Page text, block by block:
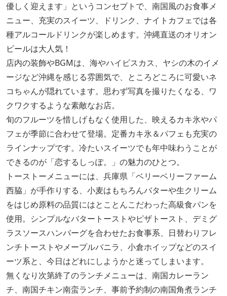
優しく迎えます」というコンセプトで、南国風のお食事メ
ニュー、充実のスイーツ、ドリンク、ナイトカフェでは各
種アルコールドリンクが楽しめます。沖縄直送のオリオン
ビールは大人気！
店内の装飾やBGMは、海やハイビスカス、ヤシの木のイメ
ージなど沖縄を感じる雰囲気で、ところどころに可愛いネ
コちゃんが隠れています。思わず写真を撮りたくなる、ワ
クワクするような素敵なお店。
旬のフルーツを惜しげもなく使用した、映えるカキ氷やパ
フェが季節に合わせて登場。定番カキ氷＆パフェも充実の
ラインナップです。冷たいスイーツでも年中味わうことが
できるのが「恋するしっぽ。」の魅力のひとつ。
トーストーメニューには、兵庫県「ベリーベリーファーム
西脇」が手作りする、小麦はもちろんバターや生クリーム
をはじめ原料の品質にはとことんこだわった高級食パンを
使用。シンプルなバタートーストやピザトースト、デミグ
ラスソースハンバーグを合わせたお食事系、日替わりフレ
ンチトーストやメープルバニラ、小倉ホイップなどのスイ
ーツ系と、今日はどれにしようかと迷ってしまいます。
無くなり次第終了のランチメニューは、南国カレーラン
チ、南国チキン南蛮ランチ、事前予約制の南国角煮ランチ